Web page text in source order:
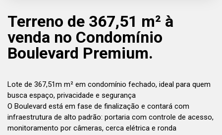
Terreno de 367,51 m² à
venda no Condomínio
Boulevard Premium.
Lote de 367,51m m² em condomínio fechado, ideal para quem
busca espaço, privacidade e segurança
O Boulevard está em fase de finalização e contará com
infraestrutura de alto padrão: portaria com controle de acesso,
monitoramento por câmeras, cerca elétrica e ronda